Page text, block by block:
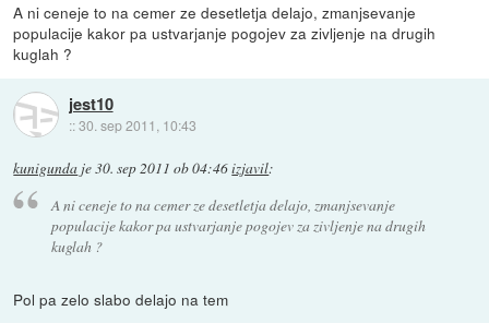
A ni ceneje to na cemer ze desetletja delajo, zmanjsevanje
populacije kakor pa ustvarjanje pogojev za zivljenje na drugih
kuglah ?
jest10
::30. sep 2011, 10:43
kunigunda je30. sep 2011 ob 04:46izjavil:
A ni ceneje to na cemer ze desetletja delajo, zmanjsevanje
populacije kakor pa ustvarjanje pogojev za zivljenje na drugih
kuglah ?
Pol pa zelo slabo delajo na tem